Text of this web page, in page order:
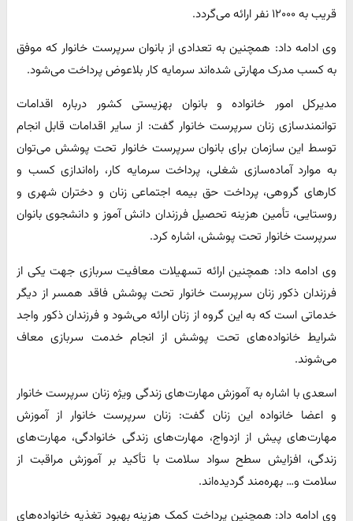
قریب به ۱۲۰۰۰ نفر ارائه می‌گردد.
وی ادامه داد: همچنین به تعدادی از بانوان سرپرست خانوار که موفق
به کسب مدرک مهارتی شده‌اند سرمایه کار بلاعوض پرداخت می‌شود.
مدیرکل امور خانواده و بانوان بهزیستی کشور درباره اقدامات
توانمندسازی زنان سرپرست خانوار گفت: از سایر اقدامات قابل انجام
توسط این سازمان برای بانوان سرپرست خانوار تحت پوشش می‌توان
به موارد آماده‌سازی شغلی، پرداخت سرمایه کار، راه‌اندازی کسب و
کارهای گروهی، پرداخت حق بیمه اجتماعی زنان و دختران شهری و
روستایی، تأمین هزینه تحصیل فرزندان دانش آموز و دانشجوی بانوان
سرپرست خانوار تحت پوشش، اشاره کرد.
وی ادامه داد: همچنین ارائه تسهیلات معافیت سربازی جهت یکی از
فرزندان ذکور زنان سرپرست خانوار تحت پوشش فاقد همسر از دیگر
خدماتی است که به این گروه از زنان ارائه می‌شود و فرزندان ذکور واجد
شرایط خانواده‌های تحت پوشش از انجام خدمت سربازی معاف
می‌شوند.
اسعدی با اشاره به آموزش مهارت‌های زندگی ویژه زنان سرپرست خانوار
و اعضا خانواده این زنان گفت: زنان سرپرست خانوار از آموزش
مهارت‌های پیش از ازدواج، مهارت‌های زندگی خانوادگی، مهارت‌های
زندگی، افزایش سطح سواد سلامت با تأکید بر آموزش مراقبت از
سلامت و… بهره‌مند گردیده‌اند.
وی ادامه داد: همچنین پرداخت کمک هزینه بهبود تغذیه خانواده‌های